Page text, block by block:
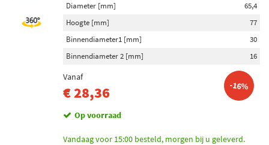
Diameter [mm]
65,4
Hoogte [mm]
77
Binnendiameter1 [mm]
30
Binnendiameter 2 [mm]
16
Vanaf
€ 28,36 -16%
Op voorraad
Vandaag voor 15:00 besteld, morgen bij u geleverd.